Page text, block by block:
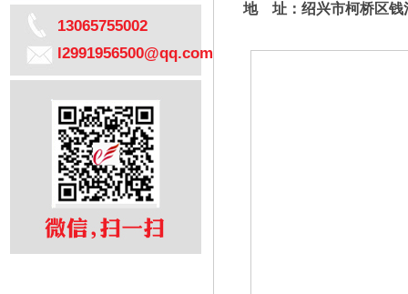
13065755002
l2991956500@qq.com
地 址： 绍兴市柯桥区